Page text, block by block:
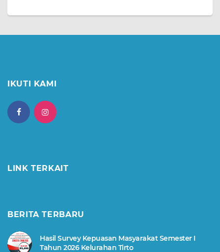
IKUTI KAMI
LINK TERKAIT
BERITA TERBARU
Hasil Survey Kepuasan Masyarakat Semester I
Tahun 2026 Kelurahan Tirto